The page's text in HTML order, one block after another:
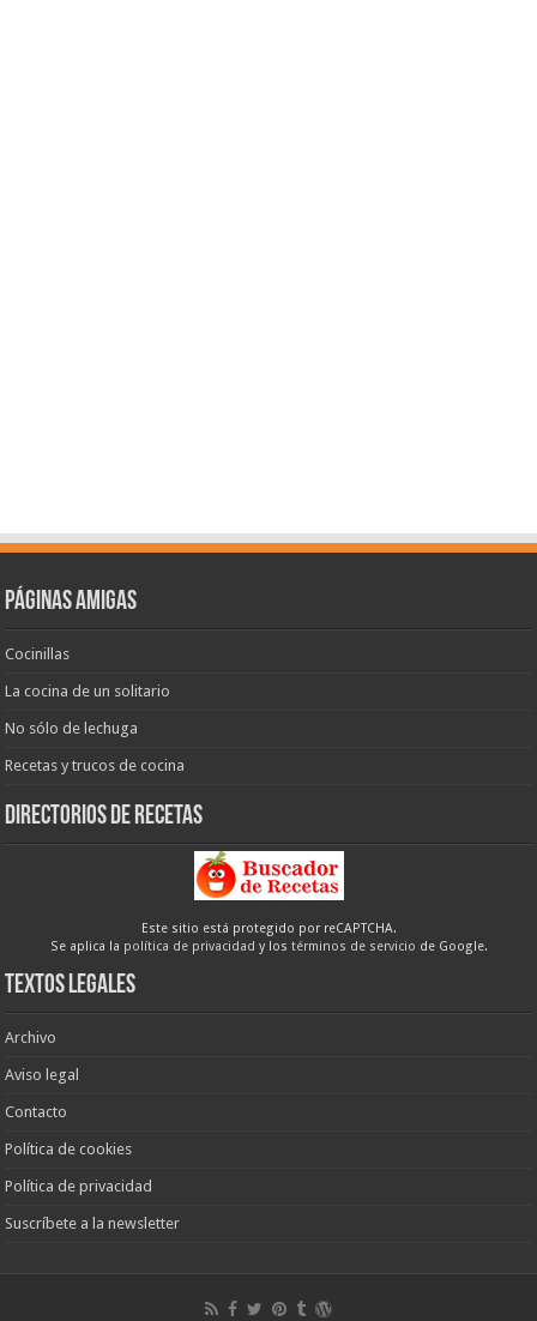
Páginas amigas
Cocinillas
La cocina de un solitario
No sólo de lechuga
Recetas y trucos de cocina
Directorios de recetas
Este sitio está protegido por reCAPTCHA.
Se aplica la política de privacidad y los términos de servicio de Google.
Textos legales
Archivo
Aviso legal
Contacto
Política de cookies
Política de privacidad
Suscríbete a la newsletter